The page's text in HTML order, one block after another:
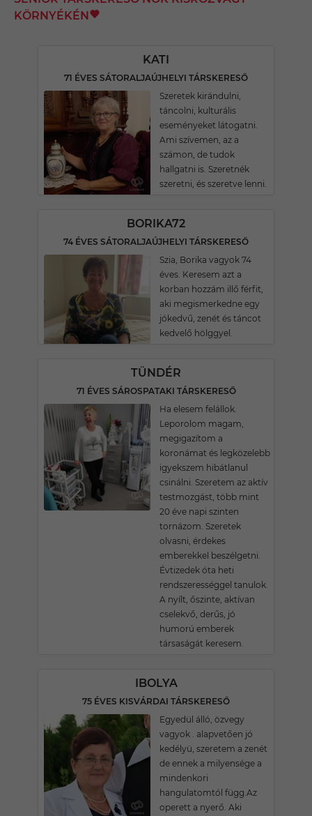
KÖRNYÉKÉN
KATI
71 ÉVES SÁTORALJAÚJHELYI TÁRSKERESŐ
Szeretek kirándulni,
táncolni, kulturális
eseményeket látogatni.
Ami szívemen, az a
számon, de tudok
hallgatni is. Szeretnék
szeretni, és szeretve lenni.
BORIKA72
74 ÉVES SÁTORALJAÚJHELYI TÁRSKERESŐ
Szia, Borika vagyok 74
éves. Keresem azt a
korban hozzám illő férfit,
aki megismerkedne egy
jókedvű, zenét és táncot
kedvelő hölggyel.
TÜNDÉR
71 ÉVES SÁROSPATAKI TÁRSKERESŐ
Ha elesem felállok.
Leporolom magam,
megigazítom a
koronámat és legközelebb
igyekszem hibátlanul
csinálni. Szeretem az aktív
testmozgást, több mint
20 éve napi szinten
tornázom. Szeretek
olvasni, érdekes
emberekkel beszélgetni.
Évtizedek óta heti
rendszerességgel tanulok.
A nyílt, őszinte, aktívan
cselekvő, derűs, jó
humorú emberek
társaságát keresem.
IBOLYA
75 ÉVES KISVÁRDAI TÁRSKERESŐ
Egyedül álló, özvegy
vagyok . alapvetően jó
kedélyü, szeretem a zenét
de ennek a milyensége a
mindenkori
hangulatomtól függ.Az
operett a nyerő. Aki